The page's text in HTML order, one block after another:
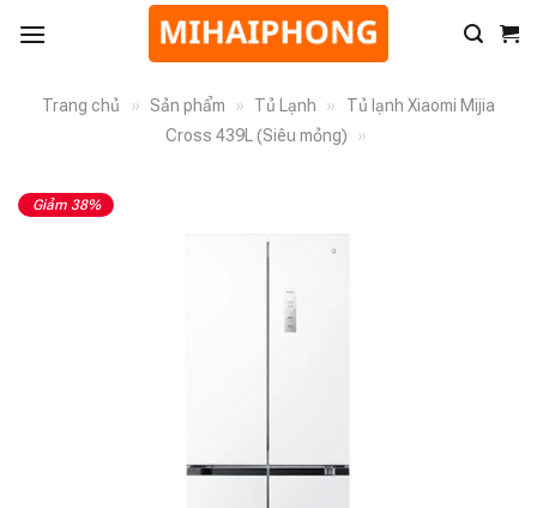
Trang chủ » Sản phẩm » Tủ Lạnh »
Tủ lạnh Xiaomi Mijia
Cross 439L (Siêu mỏng)
»
Giảm 38%